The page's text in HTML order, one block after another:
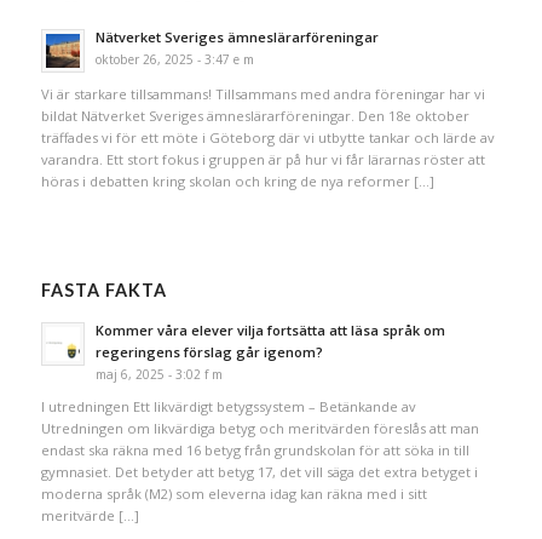
Nätverket Sveriges ämneslärarföreningar
oktober 26, 2025 - 3:47 e m
Vi är starkare tillsammans! Tillsammans med andra föreningar har vi
bildat Nätverket Sveriges ämneslärarföreningar. Den 18e oktober
träffades vi för ett möte i Göteborg där vi utbytte tankar och lärde av
varandra. Ett stort fokus i gruppen är på hur vi får lärarnas röster att
höras i debatten kring skolan och kring de nya reformer […]
FASTA FAKTA
Kommer våra elever vilja fortsätta att läsa språk om
regeringens förslag går igenom?
maj 6, 2025 - 3:02 f m
I utredningen Ett likvärdigt betygssystem – Betänkande av
Utredningen om likvärdiga betyg och meritvärden föreslås att man
endast ska räkna med 16 betyg från grundskolan för att söka in till
gymnasiet. Det betyder att betyg 17, det vill säga det extra betyget i
moderna språk (M2) som eleverna idag kan räkna med i sitt
meritvärde […]